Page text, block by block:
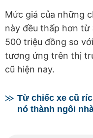
Mức giá của những
này đều thấp hơn từ
500 triệu đồng so
tương ứng trên thị
cũ hiện nay.
Từ chiếc xe cũ
nó thành ngôi